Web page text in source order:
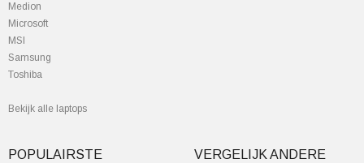
Medion
Microsoft
MSI
Samsung
Toshiba
Bekijk alle laptops
POPULAIRSTE
VERGELIJK ANDERE